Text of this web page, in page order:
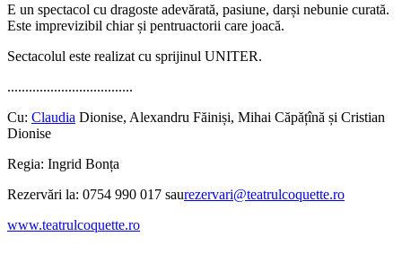
E un spectacol cu dragoste adevărată, pasiune, darși nebunie curată.
Este imprevizibil chiar și pentruactorii care joacă.
Sectacolul este realizat cu sprijinul UNITER.
...................................
Cu: Claudia Dionise, Alexandru Făiniși, Mihai Căpățînă și Cristian
Dionise
Regia: Ingrid Bonța
Rezervări la: 0754 990 017 saurezervari@teatrulcoquette.ro
www.teatrulcoquette.ro